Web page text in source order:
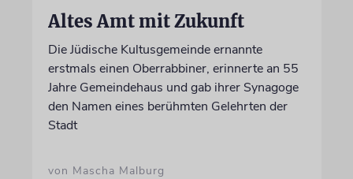
Altes Amt mit Zukunft
Die Jüdische Kultusgemeinde ernannte
erstmals einen Oberrabbiner, erinnerte an 55
Jahre Gemeindehaus und gab ihrer Synagoge
den Namen eines berühmten Gelehrten der
Stadt
von Mascha Malburg